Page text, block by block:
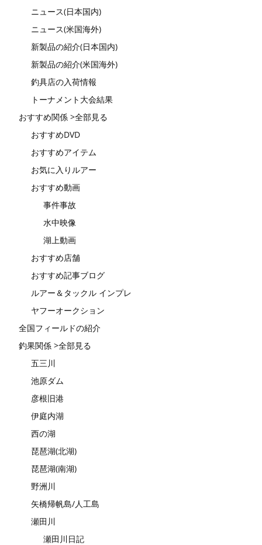
ニュース(日本国内)
ニュース(米国海外)
新製品の紹介(日本国内)
新製品の紹介(米国海外)
釣具店の入荷情報
トーナメント大会結果
おすすめ関係 >全部見る
おすすめDVD
おすすめアイテム
お気に入りルアー
おすすめ動画
事件事故
水中映像
湖上動画
おすすめ店舗
おすすめ記事ブログ
ルアー＆タックル インプレ
ヤフーオークション
全国フィールドの紹介
釣果関係 >全部見る
五三川
池原ダム
彦根旧港
伊庭内湖
西の湖
琵琶湖(北湖)
琵琶湖(南湖)
野洲川
矢橋帰帆島/人工島
瀬田川
瀬田川日記